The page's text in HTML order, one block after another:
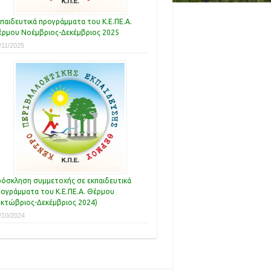
προγράμματα του Κ.Ε.ΠΕ.Α.
Νοέμβριος-Δεκέμβριος 2025
2025
συμμετοχής σε εκπαιδευτικά
του Κ.Ε.ΠΕ.Α. Θέρμου
Δεκέμβριος 2024)
10/2024